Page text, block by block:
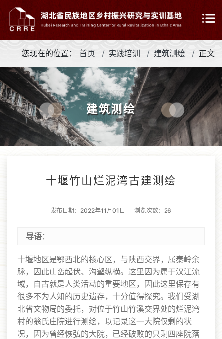
您现在的位置： 首页 实践培训 建筑测绘 正文
建筑测绘
十堰竹山烂泥湾古建测绘
发布日期：2022年11月01日 浏览次数： 26
导语：
十堰地区是鄂西北的核心区，与陕西交界，属秦岭余
脉，因此山峦起伏、沟壑纵横。这里因为属于汉江流
域，自古就是人类活动的重要地区，因此这里保存有
很多不为人知的历史遗存，十分值得探究。我们受湖
北省文物局的委托，对位于竹山竹溪交界处的烂泥湾
村的翁氏庄院进行测绘，以记录这一大院仅剩的状
况，因为曾经恢弘的大院，已经破败的只剩四座院落